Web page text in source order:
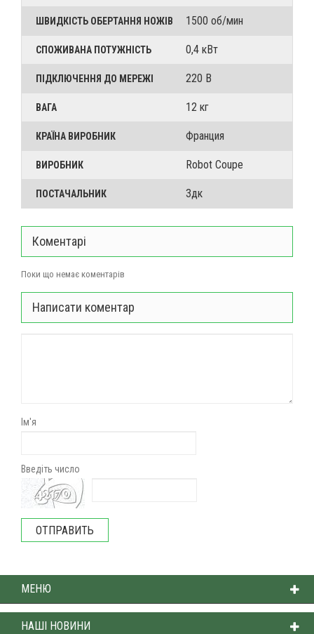
ШВИДКІСТЬ ОБЕРТАННЯ НОЖІВ 1500 об/мин
СПОЖИВАНА ПОТУЖНІСТЬ 0,4 кВт
ПІДКЛЮЧЕННЯ ДО МЕРЕЖІ 220 В
ВАГА 12 кг
КРАЇНА ВИРОБНИК Франция
ВИРОБНИК Robot Coupe
ПОСТАЧАЛЬНИК 3дк
Коментарі
Поки що немає коментарів
Написати коментар
Ім'я
Введіть число
МЕНЮ
НАШІ НОВИНИ